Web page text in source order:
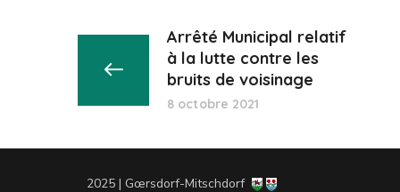
Arrêté Municipal relatif
à la lutte contre les
bruits de voisinage
8 octobre 2021
2025 | Gœrsdorf-Mitschdorf